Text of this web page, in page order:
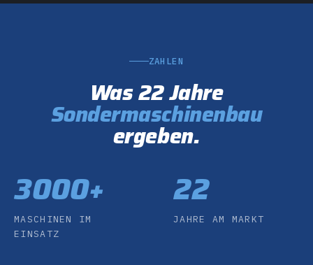
ZAHLEN
Was 22 Jahre
Sondermaschinenbau
ergeben.
3000+
MASCHINEN IM
EINSATZ
22
JAHRE AM MARKT